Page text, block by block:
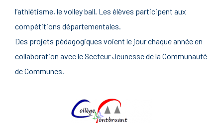
l’athlétisme, le volley ball. Les élèves participent aux
compétitions départementales.
Des projets pédagogiques voient le jour chaque année en
collaboration avec le Secteur Jeunesse de la Communauté
de Communes.